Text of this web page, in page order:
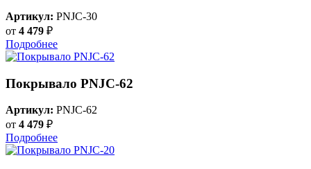
Артикул: PNJC-30
от 4 479 ₽
Подробнее
Покрывало PNJC-62
Артикул: PNJC-62
от 4 479 ₽
Подробнее